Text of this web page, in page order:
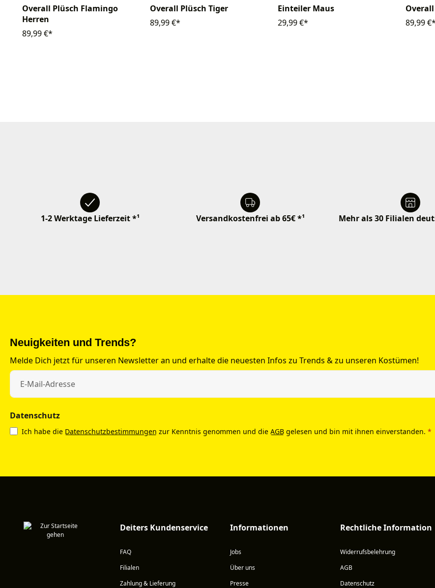
Overall Plüsch Flamingo
Herren
89,99 €*
Overall Plüsch Tiger
89,99 €*
Einteiler Maus
29,99 €*
89,99 €*
1-2 Werktage Lieferzeit *¹ Versandkostenfrei ab 65€ *¹ Mehr als 30 Filialen
Neuigkeiten und Trends?
Melde Dich jetzt für unseren Newsletter an und erhalte die neuesten Infos zu Trends & zu unseren Kostümen!
Datenschutz
Ich habe die Datenschutzbestimmungen zur Kenntnis genommen und die AGB gelesen und bin mit ihnen einverstanden. *
Deiters Kundenservice
FAQ
Filialen
Zahlung & Lieferung
Informationen
Jobs
Über uns
Presse
Rechtliche Information
Widerrufsbelehrung
AGB
Datenschutz